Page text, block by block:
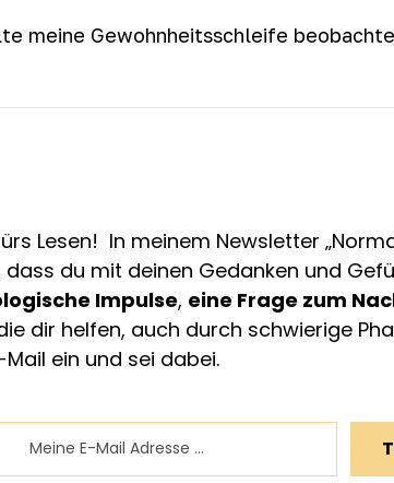
meine Gewohnheitsschleife
Lesen! In meinem Newsletter
dass du mit deinen Gedanken und
Impulse, eine Frage zum
dir helfen, auch durch schwierige
Mail ein und sei dabei.